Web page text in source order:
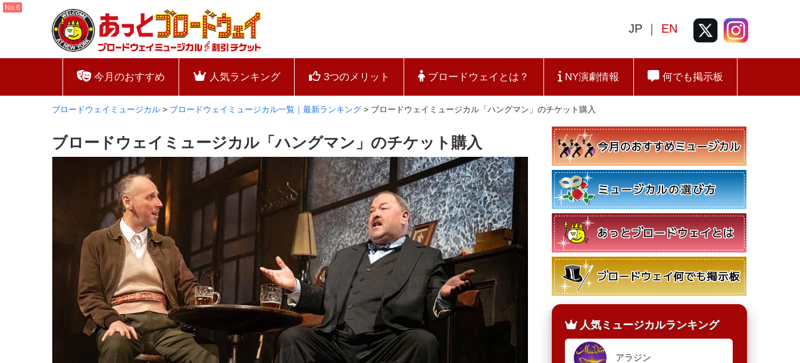
JP ｜ EN
今月のおすすめ 人気ランキング 3つのメリット ブロードウェイとは？ NY演劇情報 何でも掲示板
ブロードウェイミュージカル > ブロードウェイミュージカル一覧｜最新ランキング > ブロードウェイミュージカル「ハングマン」のチケット購入
ブロードウェイミュージカル「ハングマン」のチケット購入
人気ミュージカルランキング
アラジン